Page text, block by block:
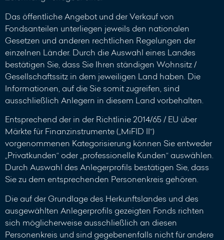
Das öffentliche Angebot und der Verkauf von
Fondsanteilen unterliegen jeweils den nationalen
Gesetzen und anderen rechtlichen Regelungen der
einzelnen Länder. Durch die Auswahl eines Landes
bestätigen Sie, dass Sie Ihren ständigen Wohnsitz /
Gesellschaftssitz in dem jeweiligen Land haben. Die
Informationen, auf die Sie somit zugreifen, sind
ausschließlich Anlegern in diesem Land vorbehalten.
Entsprechend der in der Richtlinie 2014/65 / EU über
Märkte für Finanzinstrumente („MiFID II“)
vorgenommenen Kategorisierung können Sie entweder
„Privatkunden“ oder „professionelle Kunden“ auswählen.
Durch Auswahl des Anlegerprofils bestätigen Sie, dass
Sie zu dem entsprechenden Personenkreis gehören.
Die auf der Grundlage des Herkunftslandes und des
ausgewählten Anlegerprofils gezeigten Fonds richten
sich möglicherweise ausschließlich an diesen
Personenkreis und sind gegebenenfalls nicht für andere